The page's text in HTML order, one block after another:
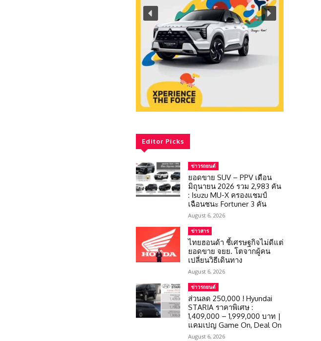
Editor Picks
ข่าวรถยนต์
ยอดขาย SUV – PPV เดือน
มิถุนายน 2026 รวม 2,983 คัน
: Isuzu MU-X ครองแชมป์
เฉือนชนะ Fortuner 3 คัน
August 6, 2026
ข่าวสาร
ไทยฮอนด้า ชี้เศรษฐกิจไม่ดีแต่
ยอดขาย จยย. โตจากผู้คน
เปลี่ยนวิธีเดินทาง
August 6, 2026
ข่าวรถยนต์
ส่วนลด 250,000 ! Hyundai
STARIA ราคาพิเศษ :
1,409,000 – 1,999,000 บาท |
แคมเปญ Game On, Deal On
August 6, 2026